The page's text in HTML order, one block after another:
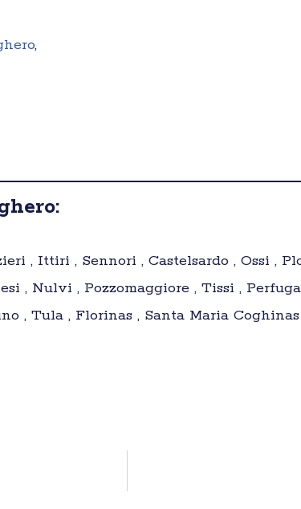
,
, Ittiri , Sennori , Castelsardo , Ossi ,
, Nulvi , Pozzomaggiore , Tissi ,
, Tula , Florinas , Santa Maria